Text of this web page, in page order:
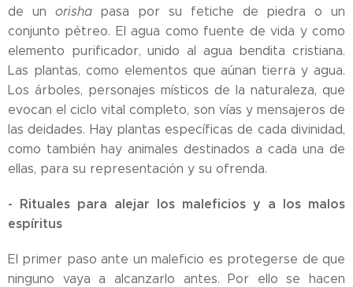
de un orishapasa por su fetiche de piedra o un
conjunto pétreo. El agua como fuente de vida y como
elemento purificador, unido al agua bendita cristiana.
Las plantas, como elementos que aúnan tierra y agua.
Los árboles, personajes místicos de la naturaleza, que
evocan el ciclo vital completo, son vías y mensajeros de
las deidades. Hay plantas específicas de cada divinidad,
como también hay animales destinados a cada una de
ellas, para su representación y su ofrenda.
- Rituales para alejar los maleficios y a los malos
espíritus
El primer paso ante un maleficio es protegerse de que
ninguno vaya a alcanzarlo antes. Por ello se hacen